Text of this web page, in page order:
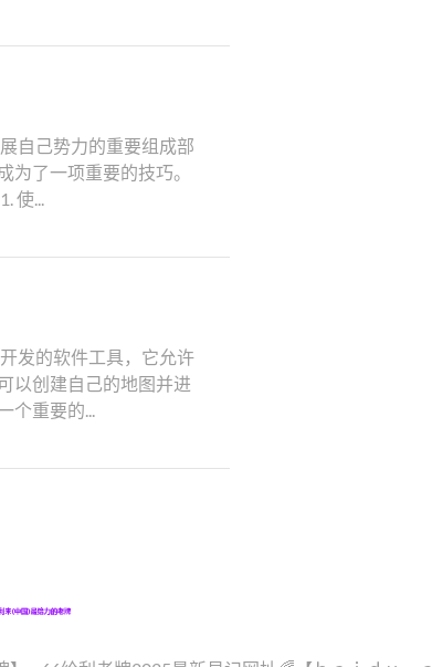
自己势力的重要组成部
了一项重要的技巧。
使...
发的软件工具，它允许
以创建自己的地图并进
个重要的...